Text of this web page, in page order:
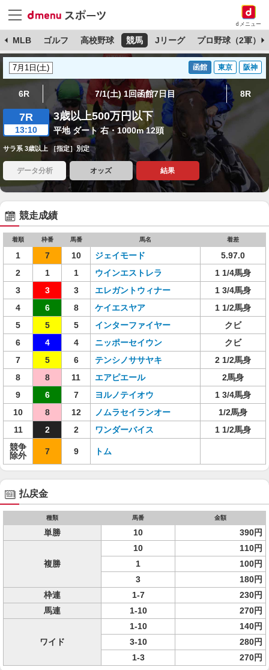
dメニュー
MLB ゴルフ 高校野球 競馬 Jリーグ プロ野球（2軍）
函館 東京 阪神
6R 7/1(土) 1回函館7日目 8R
7R
13:10
3歳以上500万円以下
平地 ダート 右・1000m 12頭
サラ系 3歳以上 ［指定］別定
データ分析 オッズ 結果
競走成績
着順 枠番 馬番 馬名 着差
1 7 10 ジェイモード
5.97.0
2
1 1 ウインエストレラ
1 1/4馬身
3
3 3 エレガントウィナー
1 3/4馬身
4
6 8 ケイエスヤア
1 1/2馬身
5
5 5 インターファイヤー
クビ
6
4 4 ニッポーセイウン
クビ
7
5 6 テンシノササヤキ
2 1/2馬身
8
8 11 エアピエール
2馬身
9
6 7 ヨルノテイオウ
1 3/4馬身
10
8 12 ノムラセイランオー
1/2馬身
11
2 2 ワンダーバイス
1 1/2馬身
競争
除外
7 9 トム
払戻金
種類 馬番 金額
単勝 10 390円
複勝
10
110円
1
100円
3
180円
枠連
1-7
230円
馬連
1-10 270円
ワイド
1-10
140円
3-10
280円
1-3
270円